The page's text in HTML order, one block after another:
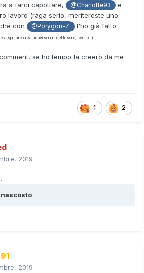
a farci capottare,
@Charlotte93 e
lavoro (raga serio, meritereste uno
con
@Porygon-Z
l'ho già fatto
a spritare crea nuovi scrigni del tesoro, svelto...)
se ho tempo la creerò da me
1 2
2019
2019